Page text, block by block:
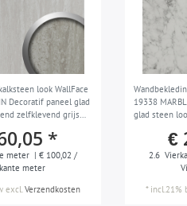
look WallFace
Decoratif paneel glad
zelfklevend grijs
*
meter | € 100,02 /
meter
excl.Verzendkosten
19338
glad steen
€
2.6
* incl.21%